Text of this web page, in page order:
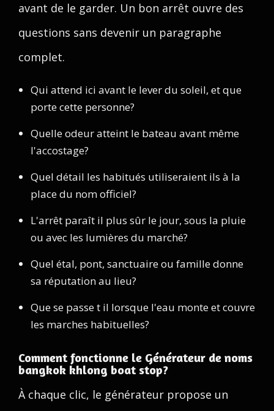
avant de le garder. Un bon arrêt ouvre des
questions sans devenir un paragraphe
complet.
Qui attend ici avant le lever du soleil, et que
porte cette personne?
Quelle odeur atteint le bateau avant même
l'accostage?
Quel détail les habitués utiliseraient ils à la
place du nom officiel?
L'arrêt paraît il plus sûr le jour, sous la pluie
ou avec les lumières du marché?
Quel étal, pont, sanctuaire ou famille donne
sa réputation au lieu?
Que se passe t il lorsque l'eau monte et couvre
les marches habituelles?
Comment fonctionne le Générateur de noms
bangkok khlong boat stop?
À chaque clic, le générateur propose un